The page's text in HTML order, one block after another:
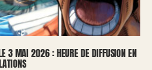
3 MAI 2026 : HEURE DE DIFFUSION EN